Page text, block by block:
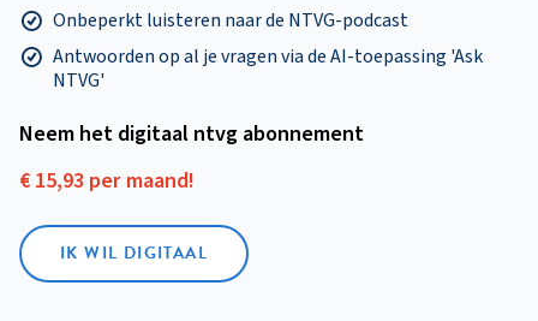
Onbeperkt luisteren naar de NTVG-podcast
Antwoorden op al je vragen via de AI-toepassing 'Ask
NTVG'
Neem het digitaal ntvg abonnement
€ 15,93 per maand!
IK WIL DIGITAAL